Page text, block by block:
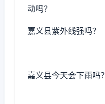
动吗？
嘉义县紫外线强吗？
嘉义县今天会下雨吗？